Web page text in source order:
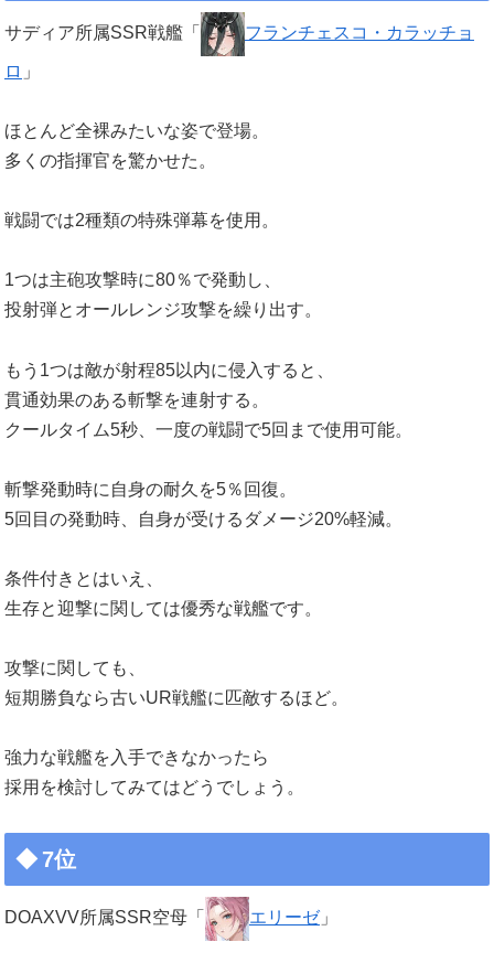
サディア所属SSR戦艦「 フランチェスコ・カラッチョ
ロ 」
ほとんど全裸みたいな姿で登場。
多くの指揮官を驚かせた。
戦闘では2種類の特殊弾幕を使用。
1つは主砲攻撃時に80％で発動し、
投射弾とオールレンジ攻撃を繰り出す。
もう1つは敵が射程85以内に侵入すると、
貫通効果のある斬撃を連射する。
クールタイム5秒、一度の戦闘で5回まで使用可能。
斬撃発動時に自身の耐久を5％回復。
5回目の発動時、自身が受けるダメージ20%軽減。
条件付きとはいえ、
生存と迎撃に関しては優秀な戦艦です。
攻撃に関しても、
短期勝負なら古いUR戦艦に匹敵するほど。
強力な戦艦を入手できなかったら
採用を検討してみてはどうでしょう。
7位
DOAXVV所属SSR空母「 エリーゼ」